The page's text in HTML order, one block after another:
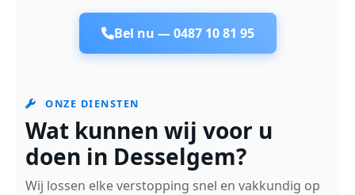
Bel nu —0487 10 81 95
ONZE DIENSTEN
Wat kunnen wij voor u
doen in Desselgem?
Wij lossen elke verstopping snel en vakkundig op